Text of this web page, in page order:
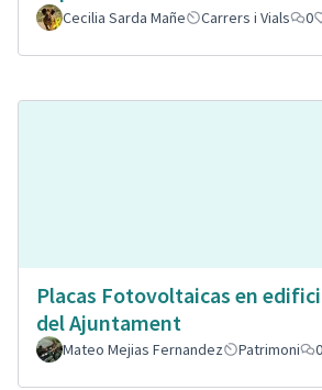
Cecilia Sarda Mañe
Carrers i Vials 0
Placas Fotovoltaicas en
del Ajuntament
Mateo Mejias Fernandez Patrimoni 0